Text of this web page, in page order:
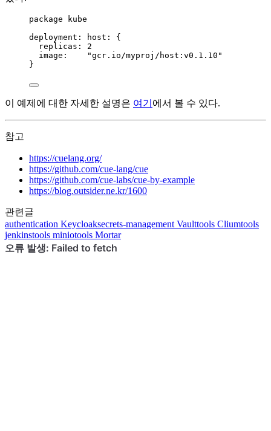
package kube
deployment : host : {
replicas : 2
image : "gcr.io/myproj/host:v0.1.10 "
}
이 예제에 대한 자세한 설명은 여기 에서 볼 수 있다.
참고
https://cuelang.org/
https://github.com/cue-lang/cue
https://github.com/cue-labs/cue-by-example
https://blog.outsider.ne.kr/1600
관련글
authentication Keycloaksecrets-management Vaulttools Cliumtools
jenkinstools miniotools Mortar